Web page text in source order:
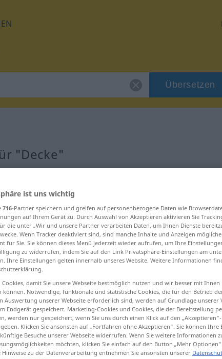
Übersetzen
"Decke"
Decke
ist uns wichtig
716-Partner speichern und greifen auf personenbezogene Daten wie
auf Ihrem Gerät zu. Durch Auswahl von Akzeptieren aktivieren Sie
die unter „Wir und unsere Partner verarbeiten Daten, um Ihnen Dienste
Wenn Tracker deaktiviert sind, sind manche Inhalte und Anzeigen
für Sie. Sie können dieses Menü jederzeit wieder aufrufen, um Ihre
zu widerrufen, indem Sie auf den Link Privatsphäre-Einstellungen am
Ihre Einstellungen gelten innerhalb unseres Website. Weitere Informationen
damit Sie unsere Webseite bestmöglich nutzen und wir besser mit Ihnen
können. Notwendige, funktionale und statistische Cookies, die für den Betrieb
Auswertung unserer Webseite erforderlich sind, werden auf Grundlage unserer
Endgerät gespeichert. Marketing-Cookies und Cookies, die der Bereitstellung
werden nur gespeichert, wenn Sie uns durch einen Klick auf den
Klicken Sie ansonsten auf „Fortfahren ohne Akzeptieren“. Sie können Ihre
Besuche unserer Webseite widerrufen. Wenn Sie weitere Informationen
möchten, klicken Sie einfach auf den Button „Mehr Optionen“.
Hinweise zu der Datenverarbeitung entnehmen Sie ansonsten unserer